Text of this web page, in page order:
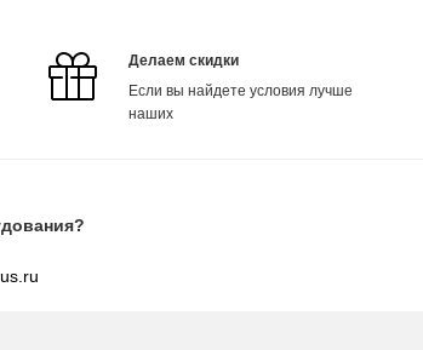
Делаем скидки
Если вы найдете условия лучше
наших